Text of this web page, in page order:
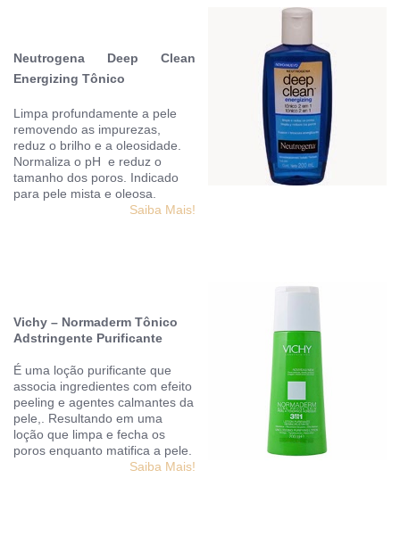
Neutrogena Deep Clean
Energizing Tônico
Limpa profundamente a pele
removendo as impurezas,
reduz o brilho e a oleosidade.
Normaliza o pH e reduz o
tamanho dos poros. Indicado
para pele mista e oleosa.
Saiba Mais!
Vichy – Normaderm Tônico
Adstringente Purificante
É uma loção purificante que
associa ingredientes com efeito
peeling e agentes calmantes da
pele,. Resultando em uma
loção que limpa e fecha os
poros enquanto matifica a pele.
Saiba Mais!